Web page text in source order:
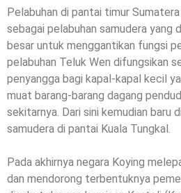
Pelabuhan di pantai timur
sebagai pelabuhan samudera yang
besar untuk menggantikan fungsi
pelabuhan Teluk Wen difungsikan
penyangga bagi kapal-kapal kecil
muat barang-barang dagang
sekitarnya. Dari sini kemudian baru
samudera di pantai Kuala Tungkal.
Pada akhirnya negara Koying
dan mendorong terbentuknya